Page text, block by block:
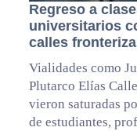
Regreso a
universitarios
calles
Vialidades como
Plutarco Elías
vieron saturadas
de estudiantes,